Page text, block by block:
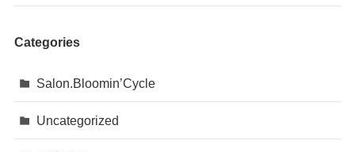
Categories
Salon.Bloomin’Cycle
Uncategorized